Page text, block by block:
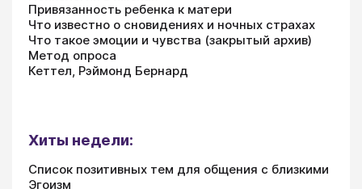
Привязанность ребенка к матери
Что известно о сновидениях и ночных страхах
Что такое эмоции и чувства (закрытый архив)
Метод опроса
Кеттел, Рэймонд Бернард
Хиты недели:
Список позитивных тем для общения с близкими
Эгоизм